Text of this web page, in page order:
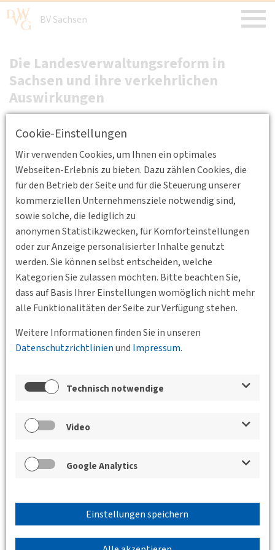
Cookie-Einstellungen
Wir verwenden Cookies, um Ihnen ein optimales
Webseiten-Erlebnis zu bieten. Dazu zählen Cookies, die
für den Betrieb der Seite und für die Steuerung unserer
kommerziellen Unternehmensziele notwendig sind,
sowie solche, die lediglich zu
anonymen Statistikzwecken, für Komforteinstellungen
oder zur Anzeige personalisierter Inhalte genutzt
werden. Sie können selbst entscheiden, welche
Kategorien Sie zulassen möchten. Bitte beachten Sie,
dass auf Basis Ihrer Einstellungen womöglich nicht mehr
alle Funktionalitäten der Seite zur Verfügung stehen.
Weitere Informationen finden Sie in unseren
Datenschutzrichtlinienund Impressum.
Technisch notwendige
Video
Google Analytics
Einstellungen speichern
BV Sachsen
Die Landesverwaltungsreform in
Sachsen und ihre verkehrlichen
Auswirkungen
Königstraße 15, 01097 Dresden
Verkehrsplanung Verkehrspolitik Erstellt vonTim Schicke
Herr MinDg. Dr. Bernd Rohde (Sächsisches Ministerium
für Wirtschaft und Arbeit)
Standort
Zurück